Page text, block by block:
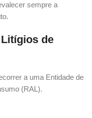
sempre a
de
a uma Entidade de
(RAL).